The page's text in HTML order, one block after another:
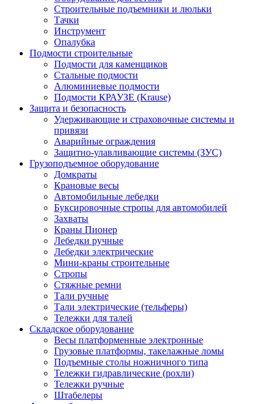
Строительные подъемники и люльки
Тачки
Инструмент
Опалубка
Подмости строительные
Подмости для каменщиков
Стальные подмости
Алюминиевые подмости
Подмости КРАУЗЕ (Krause)
Защита и безопасность
Удерживающие и страховочные системы и
привязи
Аварийные ограждения
Защитно-улавливающие системы (ЗУС)
Грузоподъемное оборудование
Домкраты
Крановые весы
Автомобильные лебедки
Буксировочные стропы для автомобилей
Захваты
Краны Пионер
Лебедки ручные
Лебедки электрические
Мини-краны строительные
Стропы
Стяжные ремни
Тали ручные
Тали электрические (тельферы)
Тележки для талей
Складское оборудование
Весы платформенные электронные
Грузовые платформы, такелажные ломы
Подъемные столы ножничного типа
Тележки гидравлические (рохли)
Тележки ручные
Штабелеры